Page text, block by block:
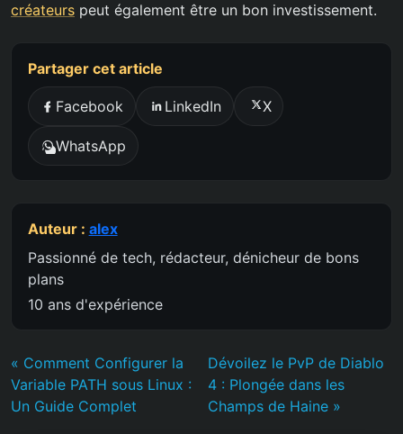
créateurs peut également être un bon investissement.
Partager cet article
Facebook LinkedIn X
WhatsApp
Auteur : alex
Passionné de tech, rédacteur, dénicheur de bons
plans
10 ans d'expérience
« Comment Configurer la
Variable PATH sous Linux :
Un Guide Complet
Dévoilez le PvP de Diablo
4 : Plongée dans les
Champs de Haine »